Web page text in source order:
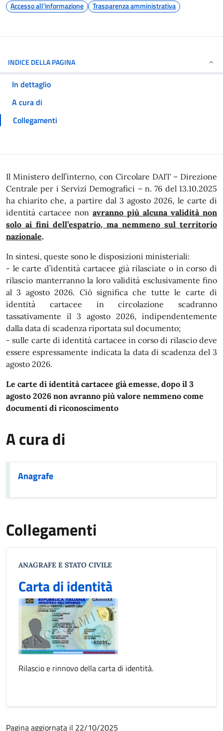
Accesso all'informazione
Trasparenza amministrativa
INDICE DELLA PAGINA
In dettaglio
A cura di
Collegamenti
In dettaglio
Il Ministero dell’interno, con Circolare DAIT – Direzione
Centrale per i Servizi Demografici – n. 76 del 13.10.2025
ha chiarito che, a partire dal 3 agosto 2026, le carte di
identità cartacee non avranno più alcuna validità non
solo ai fini dell’espatrio, ma nemmeno sul territorio
nazionale.
In sintesi, queste sono le disposizioni ministeriali:
- le carte d’identità cartacee già rilasciate o in corso di
rilascio manterranno la loro validità esclusivamente fino
al 3 agosto 2026. Ciò significa che tutte le carte di
identità cartacee in circolazione scadranno
tassativamente il 3 agosto 2026, indipendentemente
dalla data di scadenza riportata sul documento;
- sulle carte di identità cartacee in corso di rilascio deve
essere espressamente indicata la data di scadenza del 3
agosto 2026.
Le carte di identità cartacee già emesse, dopo il 3
agosto 2026 non avranno più valore nemmeno come
documenti di riconoscimento
A cura di
Anagrafe
Collegamenti
ANAGRAFE E STATO CIVILE
Carta di identità
Rilascio e rinnovo della carta di identità.
Pagina aggiornata il 22/10/2025